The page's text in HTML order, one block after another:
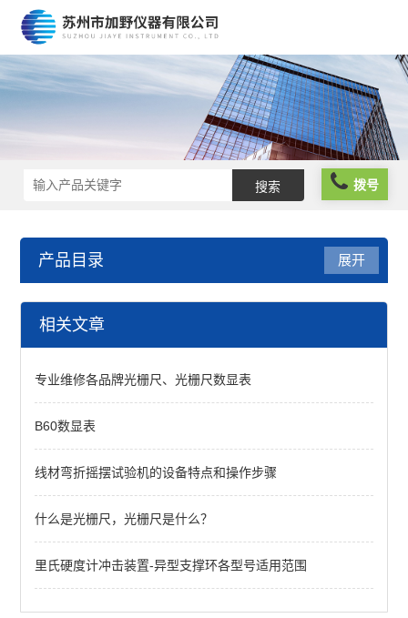
拨号
产品目录
金相显微镜
展开
相关文章
专业维修各品牌光栅尺、光栅尺数显表
B60数显表
线材弯折摇摆试验机的设备特点和操作步骤
什么是光栅尺，光栅尺是什么？
里氏硬度计冲击装置-异型支撑环各型号适用范围